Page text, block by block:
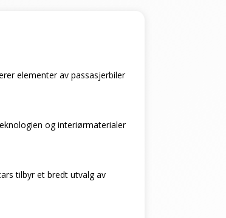
elementer av passasjerbiler
og interiørmaterialer
tilbyr et bredt utvalg av